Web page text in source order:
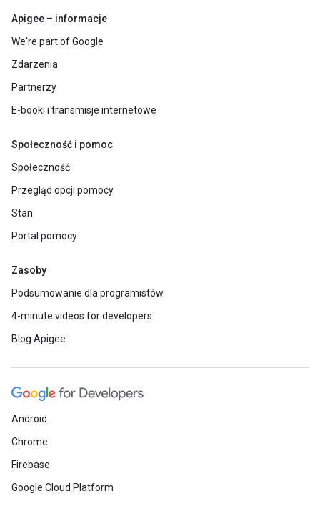
Apigee – informacje
We're part of Google
Zdarzenia
Partnerzy
E-booki i transmisje internetowe
Społeczność i pomoc
Społeczność
Przegląd opcji pomocy
Stan
Portal pomocy
Zasoby
Podsumowanie dla programistów
4-minute videos for developers
Blog Apigee
Android
Chrome
Firebase
Google Cloud Platform